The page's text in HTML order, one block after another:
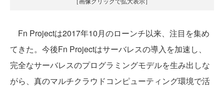
Fn Projectは2017年10月のローンチ以来、注目を集め
てきた。今後Fn Projectはサーバレスの導入を加速し、
完全なサーバレスのプログラミングモデルを生み出しな
がら、真のマルチクラウドコンピューティング環境で活